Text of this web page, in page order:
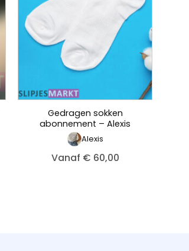
Gedragen sokken
abonnement – Alexis
Alexis
Vanaf € 60,00